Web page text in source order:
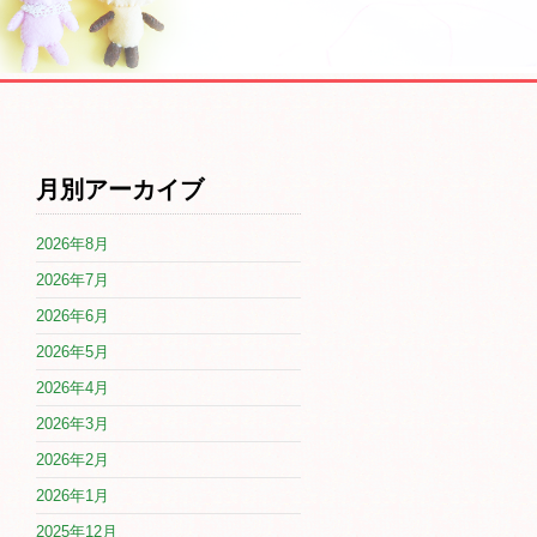
月別アーカイブ
2026年8月
2026年7月
2026年6月
2026年5月
2026年4月
2026年3月
2026年2月
2026年1月
2025年12月